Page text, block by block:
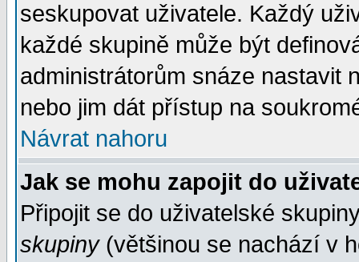
seskupovat uživatele. Každý
každé skupině může být
administrátorům snáze nastavit
nebo jim dát přístup na
Návrat nahoru
Jak se mohu zapojit do
Připojit se do uživatelské
skupiny(většinou se nachází v